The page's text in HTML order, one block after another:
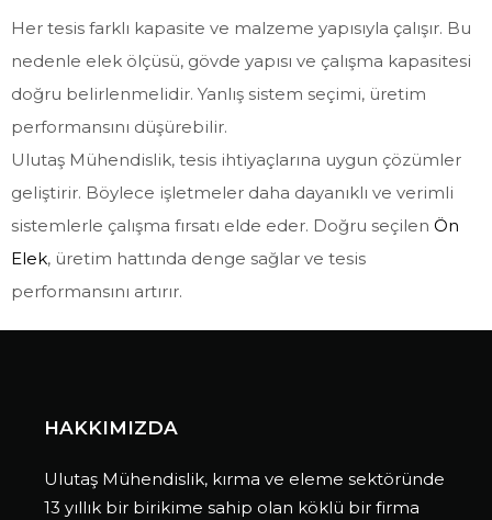
Her tesis farklı kapasite ve malzeme yapısıyla çalışır. Bu
nedenle elek ölçüsü, gövde yapısı ve çalışma kapasitesi
doğru belirlenmelidir. Yanlış sistem seçimi, üretim
performansını düşürebilir.
Ulutaş Mühendislik, tesis ihtiyaçlarına uygun çözümler
geliştirir. Böylece işletmeler daha dayanıklı ve verimli
sistemlerle çalışma fırsatı elde eder. Doğru seçilen Ön
Elek, üretim hattında denge sağlar ve tesis
performansını artırır.
HAKKIMIZDA
Ulutaş Mühendislik, kırma ve eleme sektöründe
13 yıllık bir birikime sahip olan köklü bir firma